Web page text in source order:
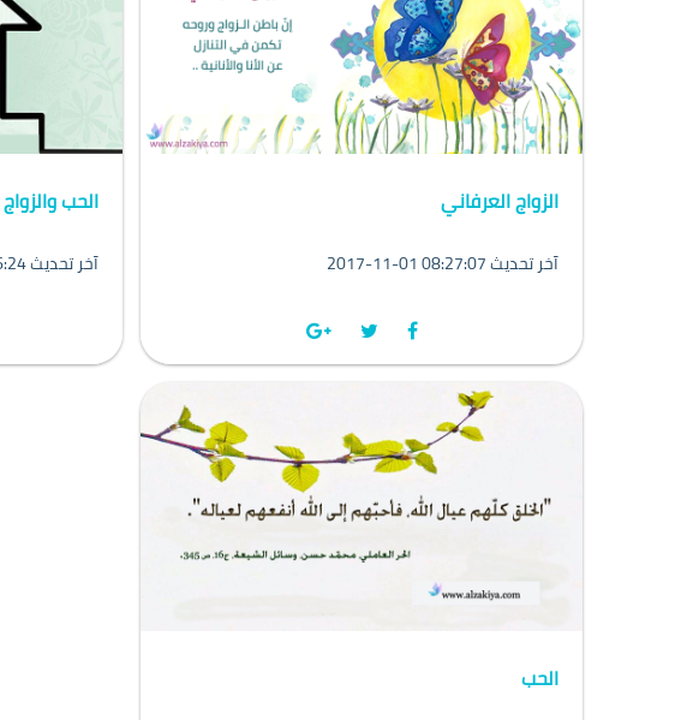
الزواج العرفاني
2017-11-01 08:27:07 آخر تحديث
الحب والزواج
2017-10-17 14:36:24 آخر تحديث
الحب